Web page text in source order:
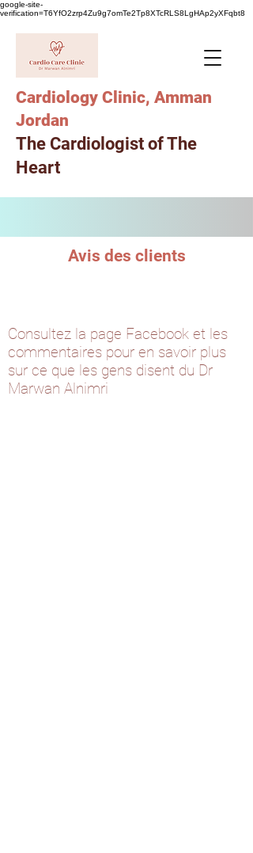
google-site-
verification=T6YfO2zrp4Zu9g7omTe2Tp8XTcRLS8LgHAp2yXFqbt8
Cardiology Clinic, Amman
Jordan
The Cardiologist of The
Heart
Avis des clients
Consultez la page Facebook et les
commentaires pour en savoir plus
sur ce que les gens disent du Dr
Marwan Alnimri